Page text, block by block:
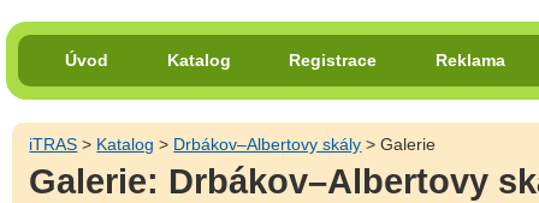
Úvod Katalog Registrace Reklama
iTRAS > Katalog > Drbákov–Albertovy skály > Galerie
Galerie: Drbákov–Albertovy